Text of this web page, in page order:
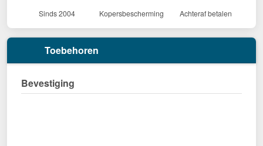
Sinds 2004 Kopersbescherming Achteraf betalen
Toebehoren
Bevestiging